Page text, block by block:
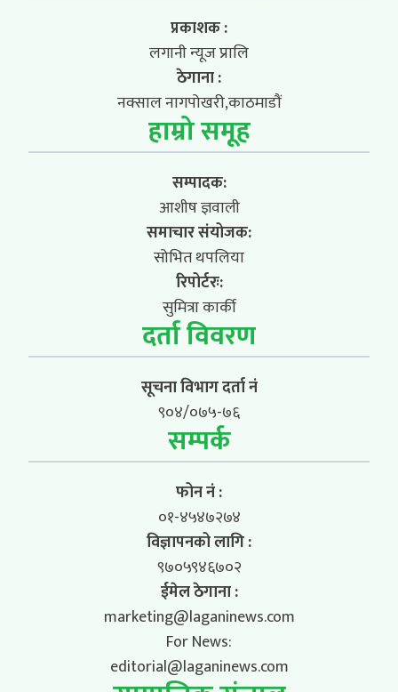
प्रकाशक :
लगानी न्यूज प्रालि
ठेगाना :
नक्साल नागपोखरी,काठमाडौं
हाम्रो समूह
सम्पादक:
आशीष ज्ञवाली
समाचार संयोजक:
सोभित थपलिया
रिपोर्टरः:
सुमित्रा कार्की
दर्ता विवरण
सूचना विभाग दर्ता नं
९०४/०७५-७६
सम्पर्क
फोन नं :
०१-४५४७२७४
विज्ञापनको लागि :
९७०५९४६७०२
ईमेल ठेगाना :
marketing@laganinews.com
For News:
editorial@laganinews.com